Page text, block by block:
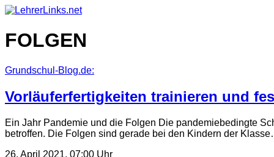
Skip
content
FOLGEN
Grundschul-Blog.de:
Vorläuferfertigkeiten trainieren und
Ein Jahr Pandemie und die Folgen Die pandemiebedingte
betroffen. Die Folgen sind gerade bei den Kindern der
26. April 2021, 07:00 Uhr